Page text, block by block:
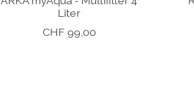
Liter
CHF 99,00